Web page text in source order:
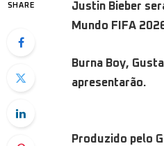
SHARE
Justin Bieber
Mundo FIFA
Burna Boy,
apresentarão.
Produzido pelo